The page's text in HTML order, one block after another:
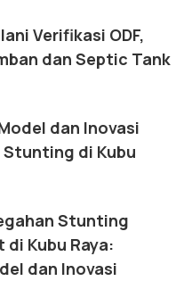
Verifikasi ODF,
dan Septic Tank
dan Inovasi
Stunting di Kubu
Stunting
Kubu Raya:
dan Inovasi